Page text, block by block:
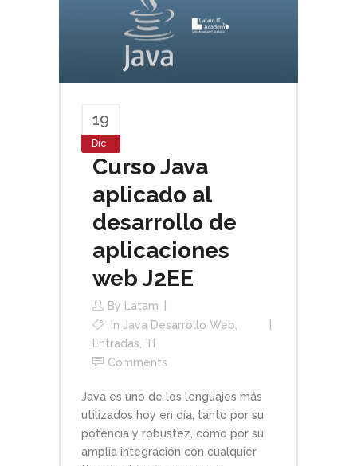
19
Dic
Curso Java
aplicado al
desarrollo de
aplicaciones
web J2EE
By Latam
In Java Desarrollo Web,
Entradas, TI
Comments
Java es uno de los lenguajes más
utilizados hoy en día, tanto por su
potencia y robustez, como por su
amplia integración con cualquier